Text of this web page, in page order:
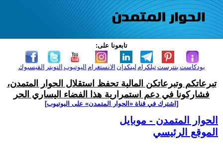
تابعونا على:
الفيسبوك التويتر اليوتيوب الانستغرام لينكدإن تيلكرامبنترست بودكاست
تبرعاتكم وتبرعاتكن المالية تحفظ استقلال الحوار المتمدن،
فشاركونا في دعم استمرارية هذا الفضاء اليساري الحر
[اشترك في قناة ‫«الحوار المتمدن» على اليوتيوب]
الحوار المتمدن - موبايل
الموقع الرئيسي